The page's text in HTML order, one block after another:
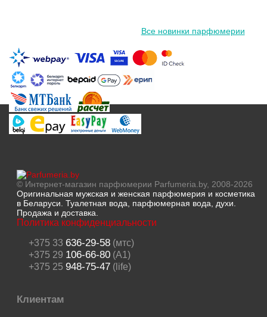
Все новинки парфюмерии
© Интернет-магазин парфюмерии Parfumeria.by, 2008-2026
Оригинальная мужская и женская парфюмерия и косметика
в Беларуси. Туалетная вода, парфюмерная вода, духи.
Продажа и доставка.
Политика конфиденциальности
+375 33 636-29-58(мтс)
+375 29 106-66-80(A1)
+375 25 948-75-47(life)
Клиентам